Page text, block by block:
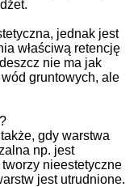
jednak jest
właściwą retencję
nie ma jak
gruntowych, ale
gdy warstwa
np. jest
nieestetyczne
jest utrudnione.